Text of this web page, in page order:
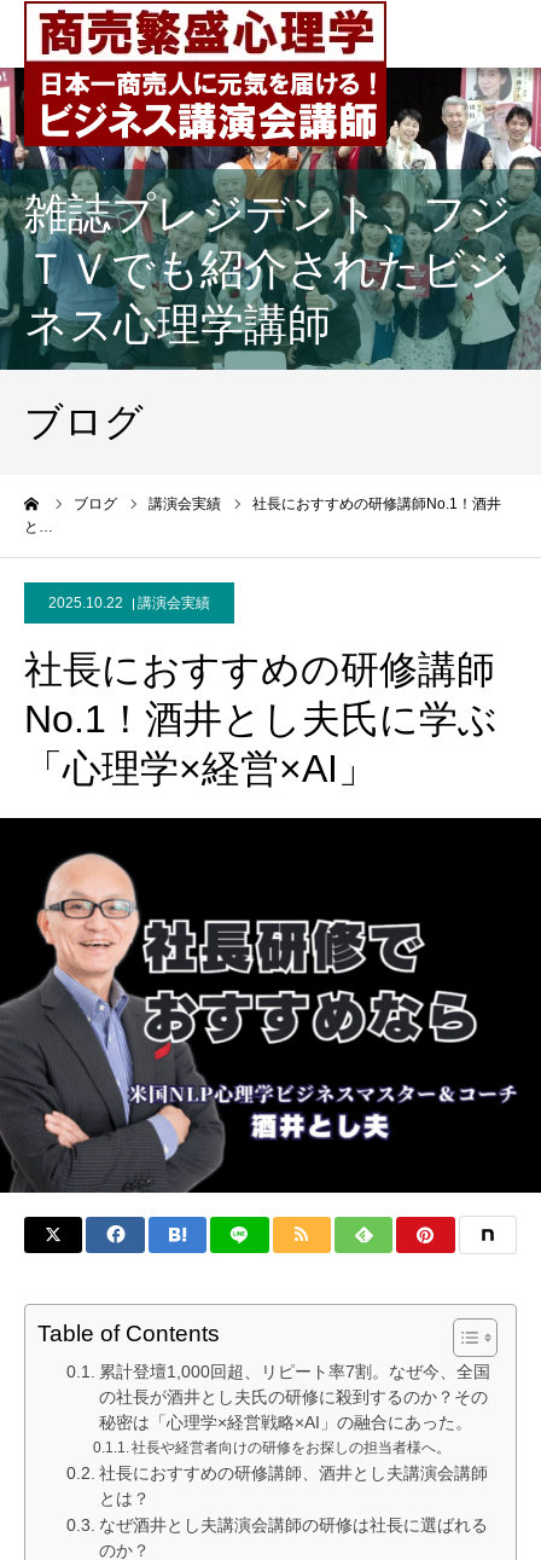
雑誌プレジデント、フジ
ＴＶでも紹介されたビジ
ネス心理学講師
ブログ
ブログ 講演会実績
社長におすすめの研修講師No.1！酒井
と…
2025.10.22 講演会実績
社長におすすめの研修講師
No.1！酒井とし夫氏に学ぶ
「心理学×経営×AI」
Table of Contents
累計登壇1,000回超、リピート率7割。なぜ今、全国
の社長が酒井とし夫氏の研修に殺到するのか？その
秘密は「心理学×経営戦略×AI」の融合にあった。
社長や経営者向けの研修をお探しの担当者様へ。
社長におすすめの研修講師、酒井とし夫講演会講師
とは？
なぜ酒井とし夫講演会講師の研修は社長に選ばれる
のか？